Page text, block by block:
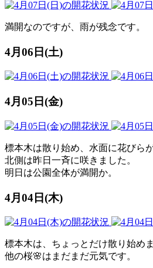
満開なのですが、雨が残念です。
4月06日(土)
4月05日(金)
標本木は散り始め、水面に花びらが
北側は昨日一斉に咲きました。
明日は公園全体が満開か。
4月04日(木)
標本木は、ちょっとだけ散り始め
他の桜🌸はまだまだ元気です。